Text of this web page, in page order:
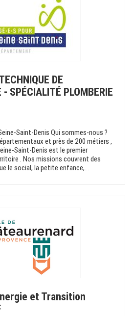
DE
- SPÉCIALITÉ PLOMBERIE
Saint-Denis Qui sommes-nous ?
et près de 200 métiers ,
Saint-Denis est le premier
. Nos missions couvrent des
le social, la petite enfance,...
et Transition